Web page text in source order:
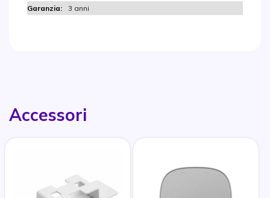
3 anni
Accessori